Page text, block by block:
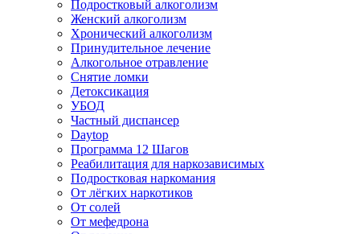
Подростковый алкоголизм
Женский алкоголизм
Хронический алкоголизм
Принудительное лечение
Алкогольное отравление
Снятие ломки
Детоксикация
УБОД
Частный диспансер
Daytop
Программа 12 Шагов
Реабилитация для наркозависимых
Подростковая наркомания
От лёгких наркотиков
От солей
От мефедрона